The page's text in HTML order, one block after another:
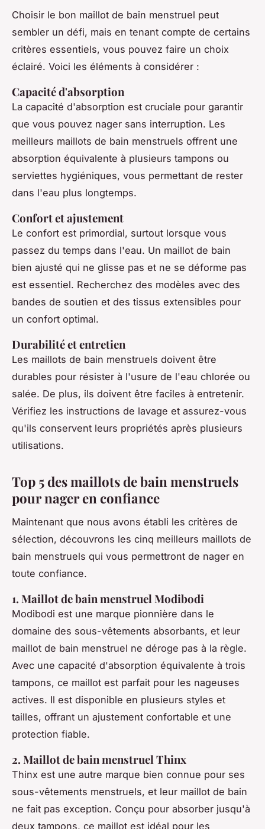
Choisir le bon maillot de bain menstruel peut
sembler un défi, mais en tenant compte de certains
critères essentiels, vous pouvez faire un choix
éclairé. Voici les éléments à considérer :
Capacité d'absorption
La capacité d'absorption est cruciale pour garantir
que vous pouvez nager sans interruption. Les
meilleurs maillots de bain menstruels offrent une
absorption équivalente à plusieurs tampons ou
serviettes hygiéniques, vous permettant de rester
dans l'eau plus longtemps.
Confort et ajustement
Le confort est primordial, surtout lorsque vous
passez du temps dans l'eau. Un maillot de bain
bien ajusté qui ne glisse pas et ne se déforme pas
est essentiel. Recherchez des modèles avec des
bandes de soutien et des tissus extensibles pour
un confort optimal.
Durabilité et entretien
Les maillots de bain menstruels doivent être
durables pour résister à l'usure de l'eau chlorée ou
salée. De plus, ils doivent être faciles à entretenir.
Vérifiez les instructions de lavage et assurez-vous
qu'ils conservent leurs propriétés après plusieurs
utilisations.
Top 5 des maillots de bain menstruels
pour nager en confiance
Maintenant que nous avons établi les critères de
sélection, découvrons les cinq meilleurs maillots de
bain menstruels qui vous permettront de nager en
toute confiance.
1. Maillot de bain menstruel Modibodi
Modibodi est une marque pionnière dans le
domaine des sous-vêtements absorbants, et leur
maillot de bain menstruel ne déroge pas à la règle.
Avec une capacité d'absorption équivalente à trois
tampons, ce maillot est parfait pour les nageuses
actives. Il est disponible en plusieurs styles et
tailles, offrant un ajustement confortable et une
protection fiable.
2. Maillot de bain menstruel Thinx
Thinx est une autre marque bien connue pour ses
sous-vêtements menstruels, et leur maillot de bain
ne fait pas exception. Conçu pour absorber jusqu'à
deux tampons, ce maillot est idéal pour les